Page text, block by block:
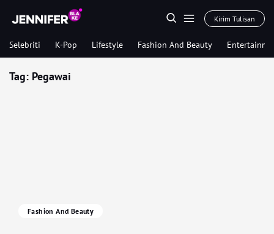
Kirim Tulisan
Selebriti K-Pop Lifestyle Fashion And Beauty
Tag: Pegawai
Fashion And Beauty